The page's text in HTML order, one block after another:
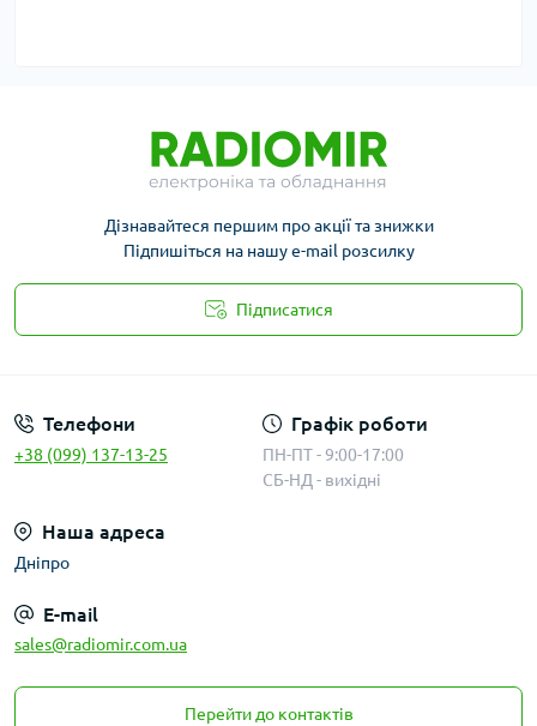
Дізнавайтеся першим про акції та знижки
Підпишіться на нашу e-mail розсилку
Підписатися
Телефони
+38 (099) 137-13-25
Графік роботи
ПН-ПТ - 9:00-17:00
СБ-НД - вихідні
Наша адреса
Дніпро
E-mail
sales@radiomir.com.ua
Перейти до контактів